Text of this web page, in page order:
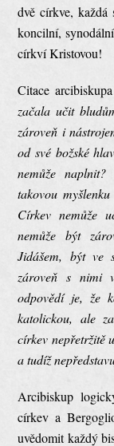
dvě církve,
koncilní,
církví Kristovou!
Citace
začala učit
zároveň i
od své božské
nemůže
takovou
Církev nemůže
nemůže být
Jidášem, být ve
zároveň s nimi
odpovědí je, že
katolickou, ale
církev nepřetržitě
a tudíž
Arcibiskup
církev a
uvědomit každý